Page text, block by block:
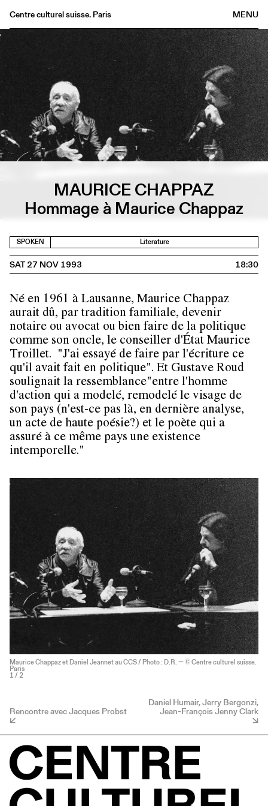
MENU
Centre culturel suisse. Paris
Buvette
Medias
Publications
About
MAURICE CHAPPAZ
Hommage à Maurice Chappaz
SPOKEN Literature
SAT 27 NOV 1993 18:30
Né en 1961 à Lausanne, Maurice Chappaz
aurait dû, par tradition familiale, devenir
notaire ou avocat ou bien faire de la politique
comme son oncle, le conseiller d'État Maurice
Troillet. "J'ai essayé de faire par l'écriture ce
qu'il avait fait en politique". Et Gustave Roud
soulignait la ressemblance"entre l'homme
d'action qui a modelé, remodelé le visage de
son pays (n'est-ce pas là, en dernière analyse,
un acte de haute poésie?) et le poète qui a
assuré à ce même pays une existence
intemporelle."
Maurice Chappaz et Daniel Jeannet au CCS / Photo : D.R. — © Centre culturel suisse.
Paris
1 / 2
Rencontre avec Jacques Probst
Daniel Humair, Jerry Bergonzi,
Jean-François Jenny Clark